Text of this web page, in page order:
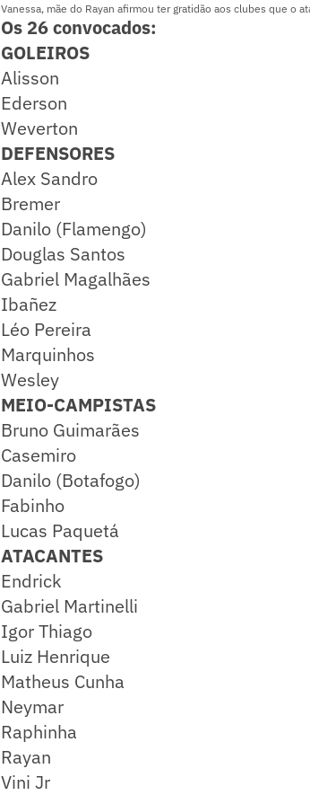
Vanessa, mãe do Rayan afirmou ter gratidão aos clubes que o
Os 26 convocados:
GOLEIROS
Alisson
Ederson
Weverton
DEFENSORES
Alex Sandro
Bremer
Danilo (Flamengo)
Douglas Santos
Gabriel Magalhães
Ibañez
Léo Pereira
Marquinhos
Wesley
MEIO-CAMPISTAS
Bruno Guimarães
Casemiro
Danilo (Botafogo)
Fabinho
Lucas Paquetá
ATACANTES
Endrick
Gabriel Martinelli
Igor Thiago
Luiz Henrique
Matheus Cunha
Neymar
Raphinha
Rayan
Vini Jr